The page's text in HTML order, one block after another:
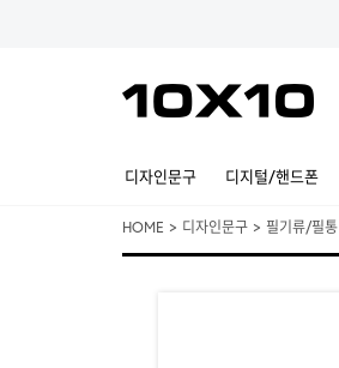
디자인문구 디지털/핸드폰
HOME > 디자인문구 > 필기류/필통